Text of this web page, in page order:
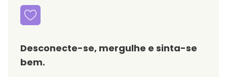
Desconecte-se, mergulhe e sinta-se
bem.